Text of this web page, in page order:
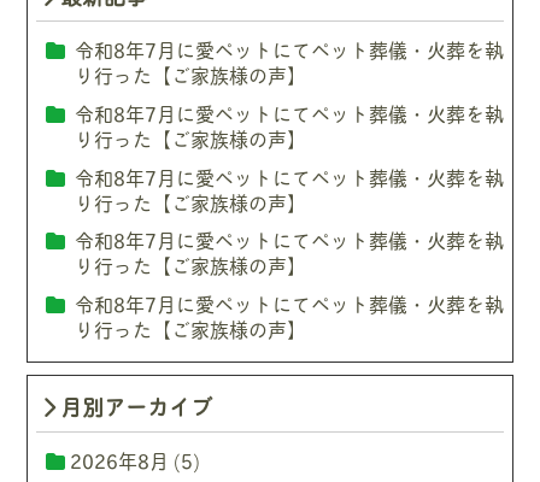
令和8年7月に愛ペットにてペット葬儀・火葬を執
り行った【ご家族様の声】
令和8年7月に愛ペットにてペット葬儀・火葬を執
り行った【ご家族様の声】
令和8年7月に愛ペットにてペット葬儀・火葬を執
り行った【ご家族様の声】
令和8年7月に愛ペットにてペット葬儀・火葬を執
り行った【ご家族様の声】
令和8年7月に愛ペットにてペット葬儀・火葬を執
り行った【ご家族様の声】
月別アーカイブ
2026年8月 (5)